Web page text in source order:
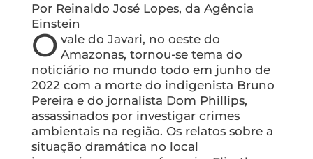
Por Reinaldo José Lopes, da Agência
Einstein
O vale do Javari, no oeste do
Amazonas, tornou-se tema do
noticiário no mundo todo em junho de
2022 com a morte do indigenista Bruno
Pereira e do jornalista Dom Phillips,
assassinados por investigar crimes
ambientais na região. Os relatos sobre a
situação dramática no local